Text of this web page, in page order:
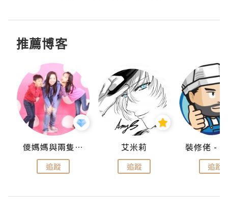
推薦博客
儍媽媽與兩隻小魔怪之家
追蹤
艾米莉
追蹤 追蹤